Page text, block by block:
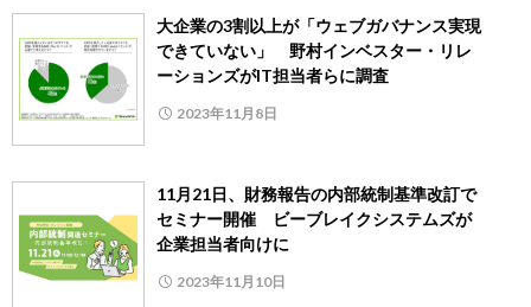
大企業の3割以上が「ウェブガバナンス実現
できていない」 野村インベスター・リレ
ーションズがIT担当者らに調査
2023年11月8日
11月21日、財務報告の内部統制基準改訂で
セミナー開催 ビーブレイクシステムズが
企業担当者向けに
2023年11月10日